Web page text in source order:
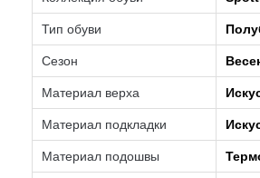
Тип обуви
Сезон
Материал верха
Материал подкладки
Материал подошвы